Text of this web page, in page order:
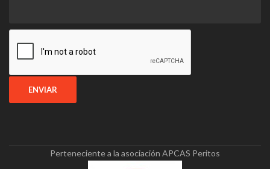
Perteneciente a la asociación APCAS Peritos